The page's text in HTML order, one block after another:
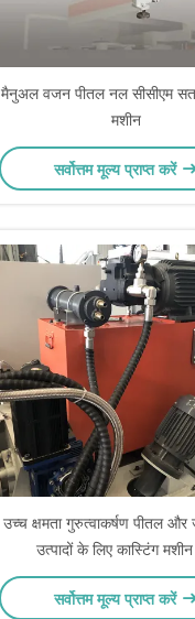
मैनुअल वजन पीतल नल सीसीएम
मशीन
सर्वोत्तम मूल्य प्राप्त करें
उच्च क्षमता गुरुत्वाकर्षण पीतल और
उत्पादों के लिए कास्टिंग मशीन
सर्वोत्तम मूल्य प्राप्त करें